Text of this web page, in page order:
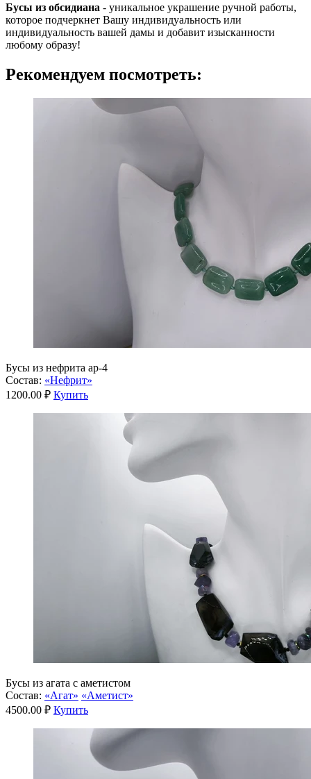
Бусы из обсидиана - уникальное украшение ручной работы,
которое подчеркнет Вашу индивидуальность или
индивидуальность вашей дамы и добавит изысканности
любому образу!
Рекомендуем посмотреть:
Бусы из нефрита ар-4
Состав: «Нефрит»
1200.00 ₽ Купить
Бусы из агата с аметистом
Состав: «Агат» «Аметист»
4500.00 ₽ Купить